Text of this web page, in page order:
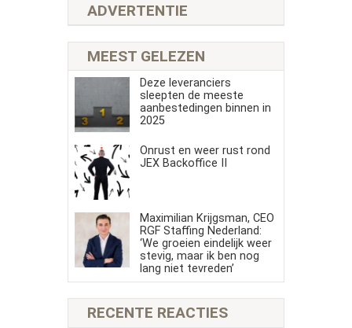
ADVERTENTIE
MEEST GELEZEN
Deze leveranciers
sleepten de meeste
aanbestedingen binnen in
2025
Onrust en weer rust rond
JEX Backoffice II
Maximilian Krijgsman, CEO
RGF Staffing Nederland:
‘We groeien eindelijk weer
stevig, maar ik ben nog
lang niet tevreden’
RECENTE REACTIES